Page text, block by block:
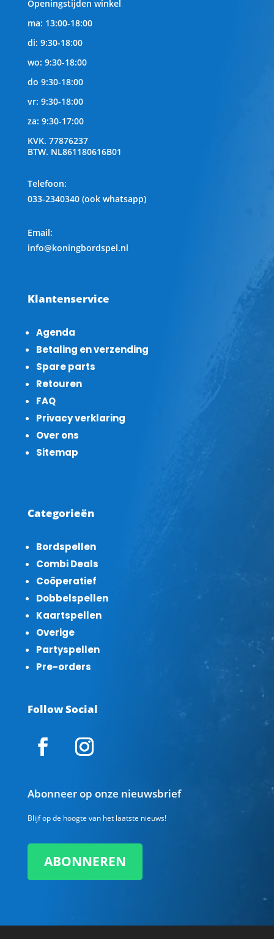
Openingstijden winkel
ma: 13:00-18:00
di: 9:30-18:00
wo: 9:30-18:00
do 9:30-18:00
vr: 9:30-18:00
za: 9:30-17:00
KVK. 77876237
BTW. NL861180616B01
Telefoon:
033-2340340 (ook whatsapp)
Email:
info@koningbordspel.nl
Klantenservice
Agenda
Betaling en verzending
Spare parts
Retouren
FAQ
Privacy verklaring
Over ons
Sitemap
Categorieën
Bordspellen
Combi Deals
Coöperatief
Dobbelspellen
Kaartspellen
Overige
Partyspellen
Pre-orders
Follow Social
Abonneer op onze nieuwsbrief
Blijf op de hoogte van het laatste nieuws!
ABONNEREN